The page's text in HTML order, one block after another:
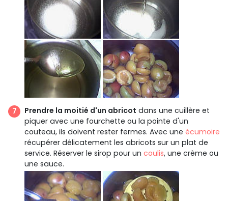
Prendre la moitié d'un abricot dans une cuillère et
piquer avec une fourchette ou la pointe d'un
couteau, ils doivent rester fermes. Avec une écumoire
récupérer délicatement les abricots sur un plat de
service. Réserver le sirop pour un coulis, une crème ou
une sauce.